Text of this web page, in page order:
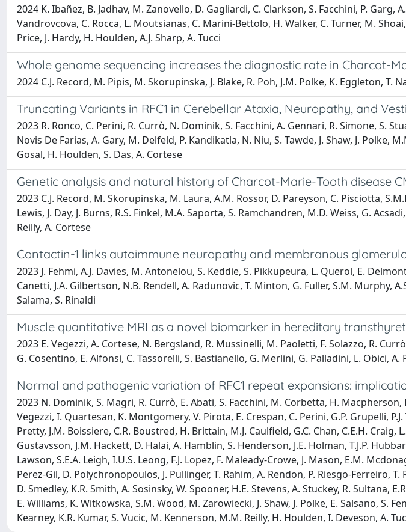
2024 K. Ibañez, B. Jadhav, M. Zanovello, D. Gagliardi, C. Clarkson, S. Facchini, P. Garg,
Vandrovcova, C. Rocca, L. Moutsianas, C. Marini-Bettolo, H. Walker, C. Turner, M.
Price, J. Hardy, H. Houlden, A.J. Sharp, A. Tucci
Whole genome sequencing increases the diagnostic rate in Charcot-
2024 C.J. Record, M. Pipis, M. Skorupinska, J. Blake, R. Poh, J.M. Polke, K. Eggleton,
Truncating Variants in RFC1 in Cerebellar Ataxia, Neuropathy, and
2023 R. Ronco, C. Perini, R. Currò, N. Dominik, S. Facchini, A. Gennari, R. Simone, S.
Novis De Farias, A. Gary, M. Delfeld, P. Kandikatla, N. Niu, S. Tawde, J. Shaw, J. Polke,
Gosal, H. Houlden, S. Das, A. Cortese
Genetic analysis and natural history of Charcot-Marie-Tooth disease
2023 C.J. Record, M. Skorupinska, M. Laura, A.M. Rossor, D. Pareyson, C. Pisciotta,
Lewis, J. Day, J. Burns, R.S. Finkel, M.A. Saporta, S. Ramchandren, M.D. Weiss, G.
Reilly, A. Cortese
Contactin-1 links autoimmune neuropathy and membranous
2023 J. Fehmi, A.J. Davies, M. Antonelou, S. Keddie, S. Pikkupeura, L. Querol, E.
Canetti, J.A. Gilbertson, N.B. Rendell, A. Radunovic, T. Minton, G. Fuller, S.M. Murphy,
Salama, S. Rinaldi
Muscle quantitative MRI as a novel biomarker in hereditary
2023 E. Vegezzi, A. Cortese, N. Bergsland, R. Mussinelli, M. Paoletti, F. Solazzo, R.
G. Cosentino, E. Alfonsi, C. Tassorelli, S. Bastianello, G. Merlini, G. Palladini, L. Obici, A.
Normal and pathogenic variation of RFC1 repeat expansions:
2023 N. Dominik, S. Magri, R. Currò, E. Abati, S. Facchini, M. Corbetta, H.
Vegezzi, I. Quartesan, K. Montgomery, V. Pirota, E. Crespan, C. Perini, G.P. Grupelli,
Pretty, J.M. Boissiere, C.R. Boustred, H. Brittain, M.J. Caulfield, G.C. Chan, C.E.H. Craig,
Gustavsson, J.M. Hackett, D. Halai, A. Hamblin, S. Henderson, J.E. Holman, T.J.P.
Lawson, S.E.A. Leigh, I.U.S. Leong, F.J. Lopez, F. Maleady-Crowe, J. Mason, E.M.
Perez-Gil, D. Polychronopoulos, J. Pullinger, T. Rahim, A. Rendon, P. Riesgo-Ferreiro,
D. Smedley, K.R. Smith, A. Sosinsky, W. Spooner, H.E. Stevens, A. Stuckey, R. Sultana,
E. Williams, K. Witkowska, S.M. Wood, M. Zarowiecki, J. Shaw, J. Polke, E. Salsano, S.
Kearney, K.R. Kumar, S. Vucic, M. Kennerson, M.M. Reilly, H. Houlden, I. Deveson, A.